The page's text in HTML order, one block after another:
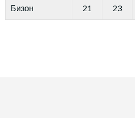
Бизон 21 23